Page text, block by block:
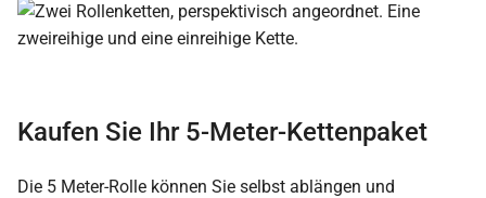
Kaufen Sie Ihr 5-Meter-Kettenpaket
Die 5 Meter-Rolle können Sie selbst ablängen und